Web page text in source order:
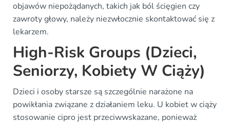
objawów niepożądanych, takich jak ból ścięgien czy
zawroty głowy, należy niezwłocznie skontaktować się z
lekarzem.
High-Risk Groups (Dzieci,
Seniorzy, Kobiety W Ciąży)
Dzieci i osoby starsze są szczególnie narażone na
powikłania związane z działaniem leku. U kobiet w ciąży
stosowanie cipro jest przeciwwskazane, ponieważ